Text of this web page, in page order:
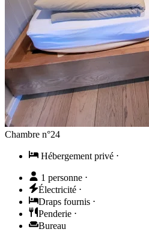
Chambre n°24
Hébergement privé ⋅
1 personne ⋅
Électricité ⋅
Draps fournis ⋅
Penderie ⋅
Bureau